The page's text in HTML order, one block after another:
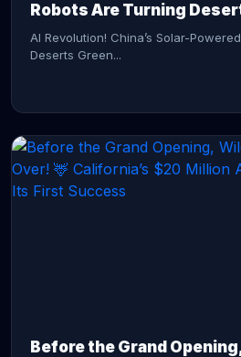
Robots Are Turning
AI Revolution! China’s Solar-
Deserts Green...
Before the Grand